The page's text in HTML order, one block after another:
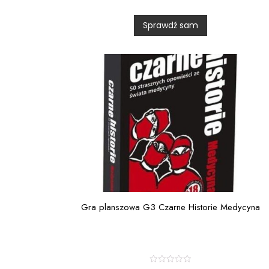
0
o
u
t
5
Sprawdź sam
Gra planszowa G3 Czarne Historie Medycyna